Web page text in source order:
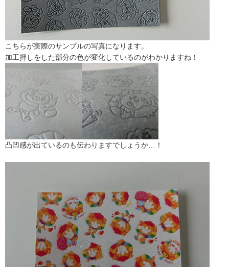
こちらが実際のサンプルの写真になります。
加工押しをした部分の色が変化しているのがわかりますね！
凸凹感が出ているのも伝わりますでしょうか…！